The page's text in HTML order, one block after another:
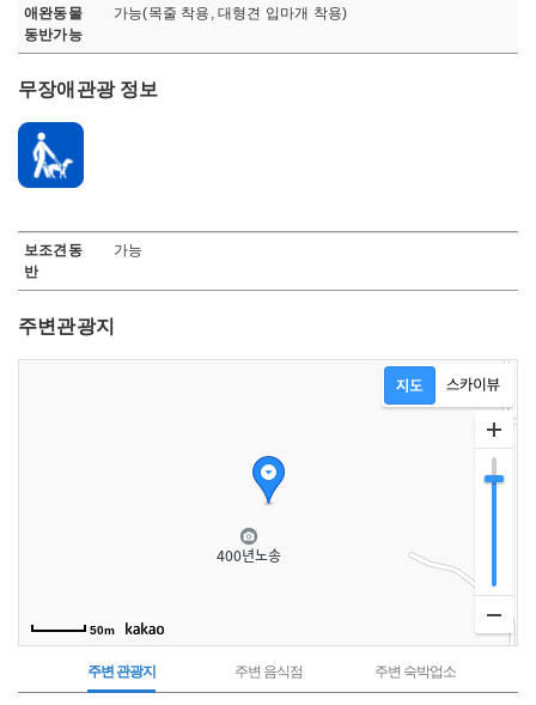
애완동물
동반가능
가능(목줄 착용, 대형견 입마개 착용)
무장애관광 정보
보조견동
반
가능
주변관광지
50m
주변 관광지 주변 음식점 주변 숙박업소